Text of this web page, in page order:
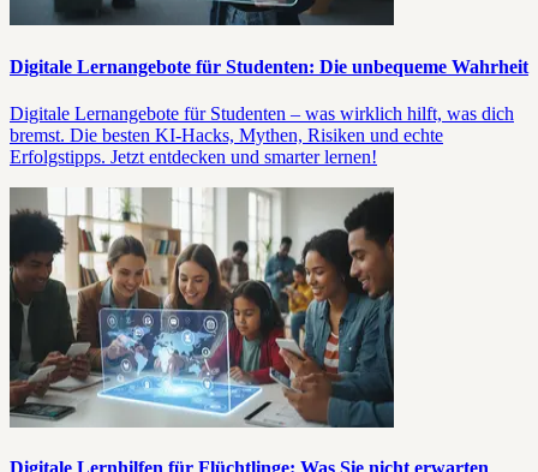
Digitale Lernangebote für Studenten: Die unbequeme Wahrheit
Digitale Lernangebote für Studenten – was wirklich hilft, was dich
bremst. Die besten KI-Hacks, Mythen, Risiken und echte
Erfolgstipps. Jetzt entdecken und smarter lernen!